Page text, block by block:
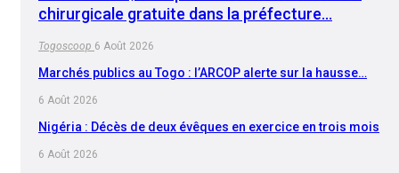
chirurgicale gratuite dans la préfecture…
Togoscoop 6 Août 2026
Marchés publics au Togo : l’ARCOP alerte sur la hausse…
6 Août 2026
Nigéria : Décès de deux évêques en exercice en trois mois
6 Août 2026